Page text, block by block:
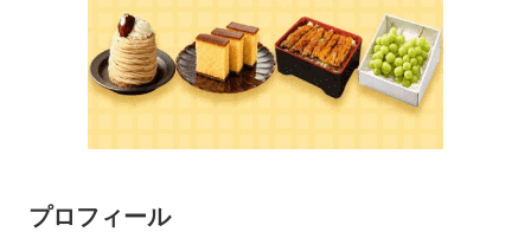
プロフィール